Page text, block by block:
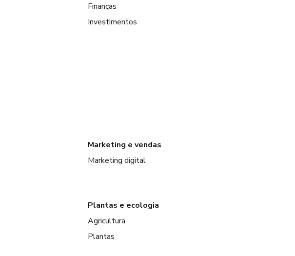
Finanças
Investimentos
Marketing e vendas
Marketing digital
Plantas e ecologia
Agricultura
Plantas